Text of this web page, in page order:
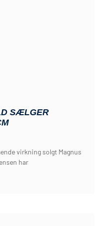
SÆLGER
virkning solgt Magnus
har